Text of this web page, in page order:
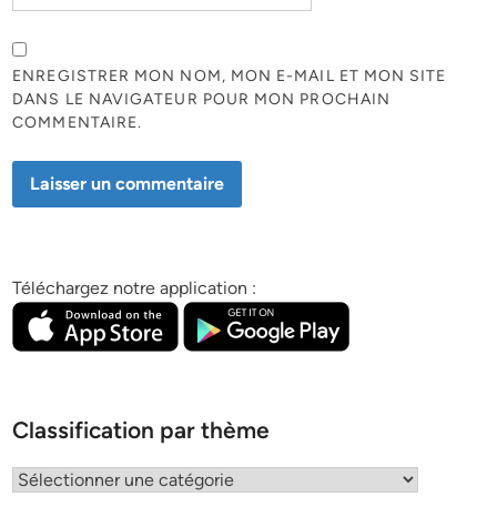
ENREGISTRER MON NOM, MON E-MAIL ET MON SITE
DANS LE NAVIGATEUR POUR MON PROCHAIN
COMMENTAIRE.
Téléchargez notre application :
Classification par thème
Classification